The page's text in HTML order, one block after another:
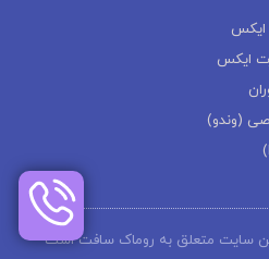
ایکس
(وندو)
سایت متعلق به روماک سافت است